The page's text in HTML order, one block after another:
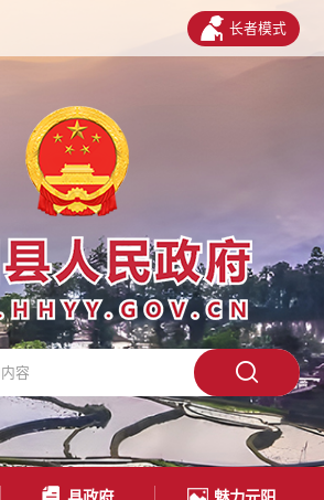
长者模式